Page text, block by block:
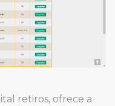
retiros, ofrece a